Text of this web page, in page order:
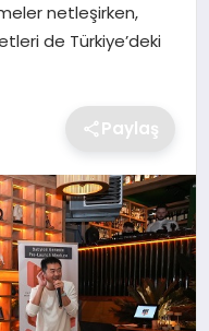
netleşirken,
de Türkiye’deki
Paylaş